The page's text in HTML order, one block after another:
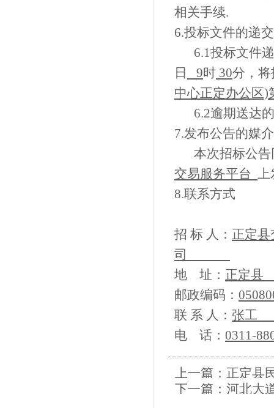
相关手续.
6.投标文件的递
6.1投标文件
日
9时 30分，
中心正定办公区)
6.2逾期送达
7.发布公告的媒介
本次招标公
交易服务平台 上
8.联系方式
招 标 人： 正定县
司
地
址： 正定县
邮政编码：
联 系 人： 张工
电
话： 0311-
上一篇： 正定县
下一篇： 河北大